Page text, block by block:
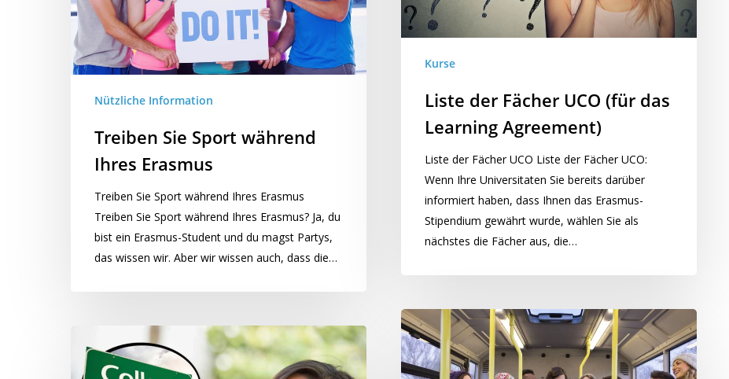
Kurse
Liste der Fächer UCO (für das
Learning Agreement)
Liste der Fächer UCO Liste der Fächer UCO:
Wenn Ihre Universitaten Sie bereits darüber
informiert haben, dass Ihnen das Erasmus-
Stipendium gewährt wurde, wählen Sie als
nächstes die Fächer aus, die…
Nützliche Information
Treiben Sie Sport während
Ihres Erasmus
Treiben Sie Sport während Ihres Erasmus
Treiben Sie Sport während Ihres Erasmus? Ja, du
bist ein Erasmus-Student und du magst Partys,
das wissen wir. Aber wir wissen auch, dass die…